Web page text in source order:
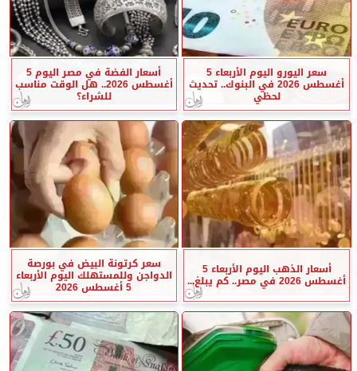
سعر اليورو اليوم الأربعاء 5
أغسطس 2026 في البنوك.. تحديث
لحظي
أسعار الفضة في مصر اليوم 5
أغسطس 2026.. هل الوقت مناسب
للشراء؟
أسعار الذهب اليوم الأربعاء 5
أغسطس 2026 في مصر.. كم يبلغ...
سعر كرتونة البيض في بورصة
الدواجن وللمستهلك اليوم الأربعاء
5 أغسطس 2026